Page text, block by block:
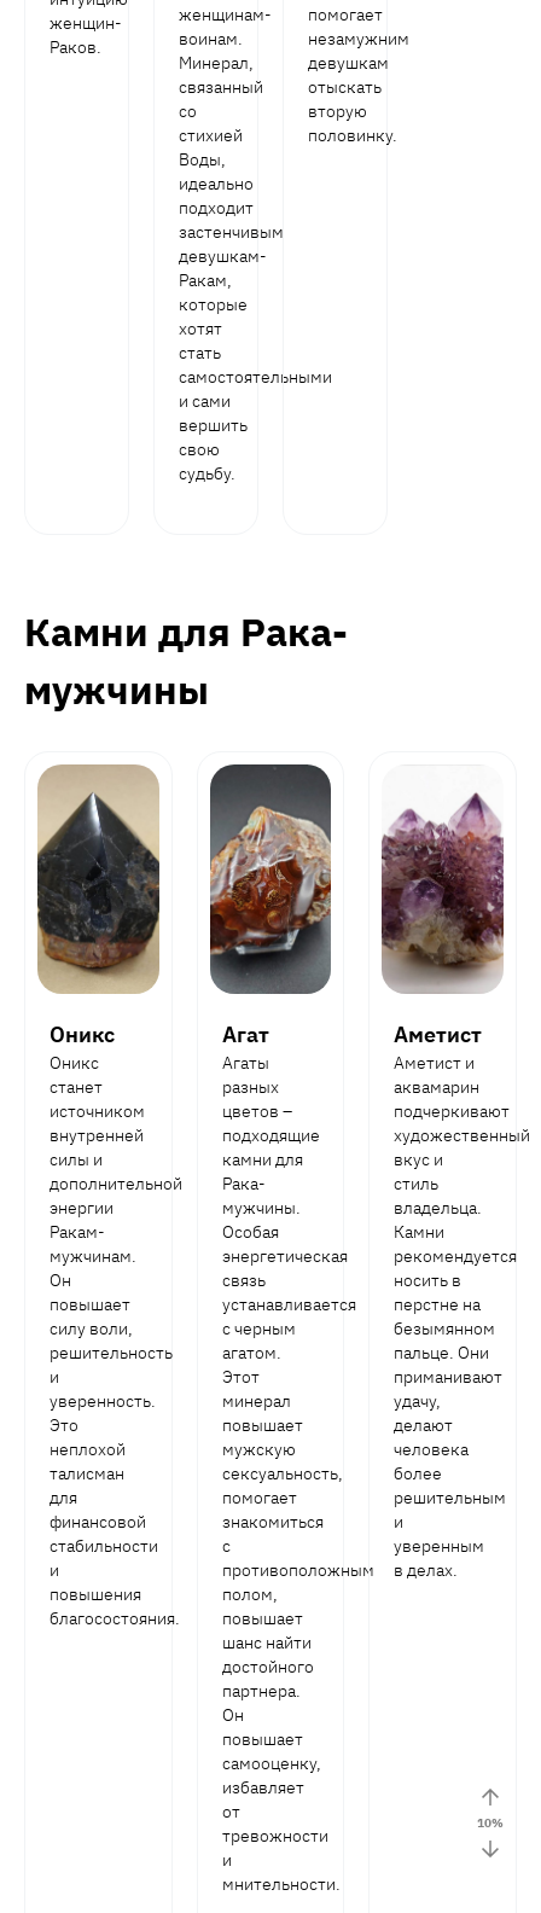
женщин-
Раков.
женщинам-
воинам.
Минерал,
связанный
со
стихией
Воды,
идеально
подходит
застенчивым
девушкам-
Ракам,
которые
хотят
стать
самостоятельными
и сами
вершить
свою
судьбу.
помогает
незамужним
девушкам
отыскать
вторую
половинку.
Камни для Рака-
мужчины
Оникс
Оникс
станет
источником
внутренней
силы и
дополнительной
энергии
Ракам-
мужчинам.
Он
повышает
силу воли,
решительность
и
уверенность.
Это
неплохой
талисман
для
финансовой
стабильности
и
повышения
благосостояния.
Агат
Агаты
разных
цветов –
подходящие
камни для
Рака-
мужчины.
Особая
энергетическая
связь
устанавливается
с черным
агатом.
Этот
минерал
повышает
мужскую
сексуальность,
помогает
знакомиться
с
противоположным
полом,
повышает
шанс найти
достойного
партнера.
Он
повышает
самооценку,
избавляет
от
тревожности
и
мнительности.
Аметист
Аметист и
аквамарин
подчеркивают
художественный
вкус и
стиль
владельца.
Камни
рекомендуется
носить в
перстне на
безымянном
пальце. Они
приманивают
удачу,
делают
человека
более
решительным
и
уверенным
в делах.
10%